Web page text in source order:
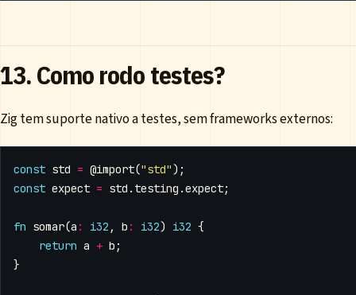
13. Como rodo testes?
Zig tem suporte nativo a testes, sem frameworks externos:
const std = @import("std" );
const expect = std . testing .expect;
fn somar(a : i32 , b : i32) i32 {
return a + b ;
}